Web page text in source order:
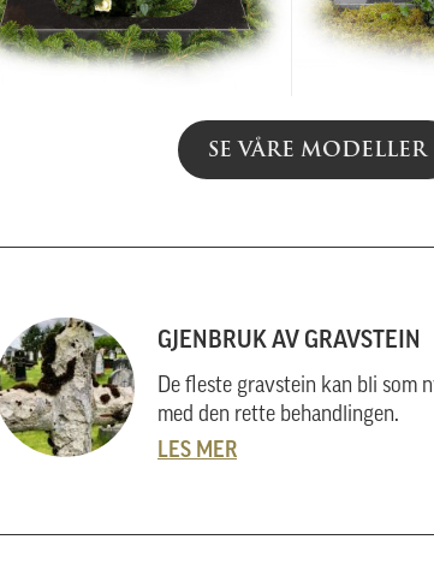
SE VÅRE MODELLER
GJENBRUK AV GRAVSTEIN
De fleste gravstein kan bli som
med den rette behandlingen.
LES MER